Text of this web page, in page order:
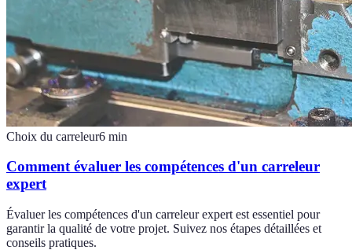
Choix du carreleur6 min
Comment évaluer les compétences d'un carreleur
expert
Évaluer les compétences d'un carreleur expert est essentiel pour
garantir la qualité de votre projet. Suivez nos étapes détaillées et
conseils pratiques.